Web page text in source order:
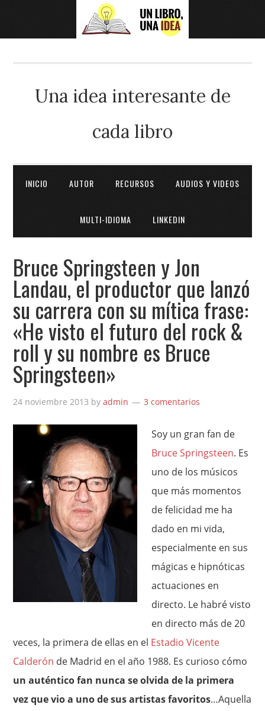
Una idea interesante de
cada libro
INICIO AUTOR RECURSOS AUDIOS Y VIDEOS
MULTI-IDIOMA LINKEDIN
Bruce Springsteen y Jon
Landau, el productor que lanzó
su carrera con su mítica frase:
«He visto el futuro del rock &
roll y su nombre es Bruce
Springsteen»
24 noviembre 2013 byadmin 3 comentarios
Soy un gran fan de
Bruce Springsteen. Es
uno de los músicos
que más momentos
de felicidad me ha
dado en mi vida,
especialmente en sus
mágicas e hipnóticas
actuaciones en
directo. Le habré visto
en directo más de 20
veces, la primera de ellas en el Estadio Vicente
Calderón de Madrid en el año 1988. Es curioso cómo
un auténtico fan nunca se olvida de la primera
vez que vio a uno de sus artistas favoritos…Aquella